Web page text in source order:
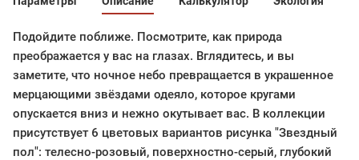
Подойдите поближе. Посмотрите, как природа
преображается у вас на глазах. Вглядитесь, и вы
заметите, что ночное небо превращается в украшенное
мерцающими звёздами одеяло, которое кругами
опускается вниз и нежно окутывает вас. В коллекции
присутствует 6 цветовых вариантов рисунка "Звездный
пол": телесно-розовый, поверхностно-серый, глубокий